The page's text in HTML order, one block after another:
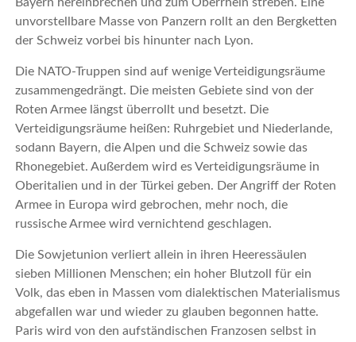
unvorstellbare Masse von Panzern rollt an den Bergketten
der Schweiz vorbei bis hinunter nach Lyon.
Die NATO-Truppen sind auf wenige Verteidigungsräume
zusammengedrängt. Die meisten Gebiete sind von der
Roten Armee längst überrollt und besetzt. Die
Verteidigungsräume heißen: Ruhrgebiet und Niederlande,
sodann Bayern, die Alpen und die Schweiz sowie das
Rhonegebiet. Außerdem wird es Verteidigungsräume in
Oberitalien und in der Türkei geben. Der Angriff der Roten
Armee in Europa wird gebrochen, mehr noch, die
russische Armee wird vernichtend geschlagen.
Die Sowjetunion verliert allein in ihren Heeressäulen
sieben Millionen Menschen; ein hoher Blutzoll für ein
Volk, das eben in Massen vom dialektischen Materialismus
abgefallen war und wieder zu glauben begonnen hatte.
Paris wird von den aufständischen Franzosen selbst in